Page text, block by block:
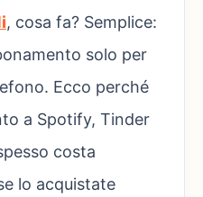
, cosa fa? Semplice:
solo per
Ecco perché
a Spotify, Tinder
costa
lo acquistate